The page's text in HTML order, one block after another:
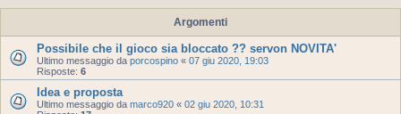
Argomenti
Possibile che il gioco sia bloccato ?? servon NOVITA'
Ultimo messaggio da porcospino « 07 giu 2020, 19:03
Risposte: 6
Idea e proposta
Ultimo messaggio da marco920 « 02 giu 2020, 10:31